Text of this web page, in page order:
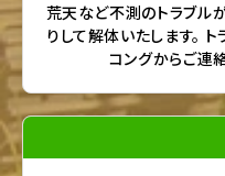
荒天など不測のトラブル
りして解体いたします。
コングからご連